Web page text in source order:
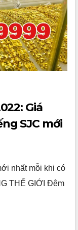
Giá
SJC mới
nhất mỗi khi có
THẾ GIỚI Đêm